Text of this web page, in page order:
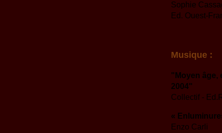
Sophie
Ed. Ouest-
Musique :
"Moyen âge,
2004"
Collectif -
«
Enzo Carli